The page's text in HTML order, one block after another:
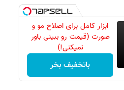
ابزار کامل برای اصلاح مو و
صورت (قیمت رو ببینی باور
نمیکنی!)
باتخفیف بخر